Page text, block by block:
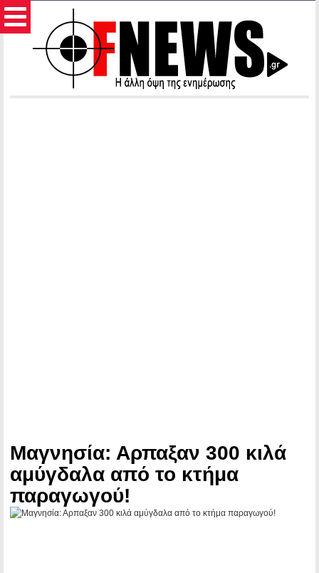
Μαγνησία: Αρπαξαν 300 κιλά
αμύγδαλα από το κτήμα
παραγωγού!